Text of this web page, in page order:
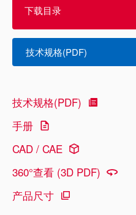
下载目录
技术规格(PDF)
技术规格(PDF)
手册
CAD / CAE
360°查看 (3D PDF)
产品尺寸